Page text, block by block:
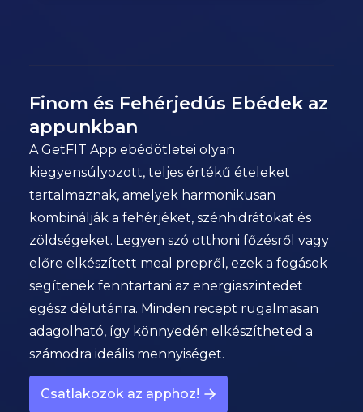
Finom és Fehérjedús Ebédek az
appunkban
A GetFIT App ebédötletei olyan
kiegyensúlyozott, teljes értékű ételeket
tartalmaznak, amelyek harmonikusan
kombinálják a fehérjéket, szénhidrátokat és
zöldségeket. Legyen szó otthoni főzésről vagy
előre elkészített meal prepről, ezek a fogások
segítenek fenntartani az energiaszintedet
egész délutánra. Minden recept rugalmasan
adagolható, így könnyedén elkészítheted a
számodra ideális mennyiséget.
Csatlakozok az apphoz!